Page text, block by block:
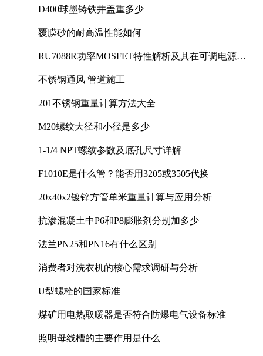
D400球墨铸铁井盖重多少
覆膜砂的耐高温性能如何
RU7088R功率MOSFET特性解析及其在可调电源设
不锈钢通风 管道施工
201不锈钢重量计算方法大全
M20螺纹大径和小径是多少
1-1/4 NPT螺纹参数及底孔尺寸详解
F1010E是什么管？能否用3205或3505代换
20x40x2镀锌方管单米重量计算与应用分析
抗渗混凝土中P6和P8膨胀剂分别加多少
法兰PN25和PN16有什么区别
消费者对洗衣机的核心需求调研与分析
U型螺栓的国家标准
煤矿用电热取暖器是否符合防爆电气设备标准
照明母线槽的主要作用是什么